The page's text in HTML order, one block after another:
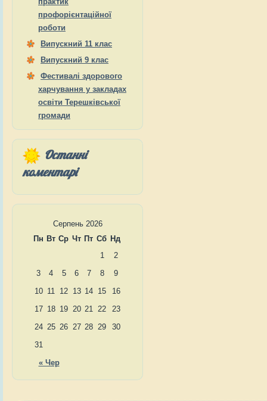
профорієнтаційної
роботи
Випускний 11 клас
Випускний 9 клас
Фестивалі здорового
харчування у закладах
освіти Терешківської
громади
Останні
коментарі
Серпень 2026
Пн Вт Ср Чт Пт Сб Нд
« Чер
1
2
3
4 5 6 7 8
9
10 11 12 13 14 15
16
17 18 19 20 21 22
23
24 25 26 27 28 29
30
31